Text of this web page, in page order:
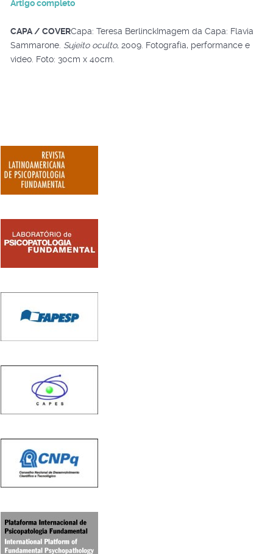
Artigo completo
CAPA / COVERCapa: Teresa BerlinckImagem da Capa: Flavia
Sammarone. Sujeito oculto, 2009. Fotografia, performance e
video. Foto: 30cm x 40cm.